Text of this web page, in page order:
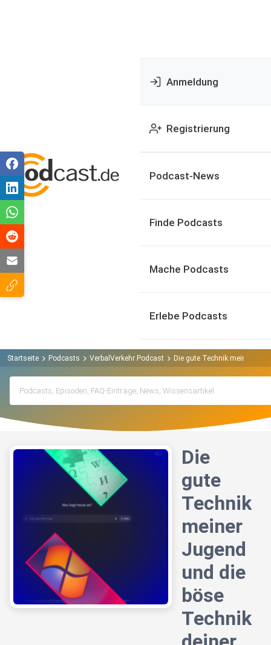
Anmeldung
Registrierung
Podcast-News
Finde Podcasts
Mache Podcasts
Erlebe Podcasts
Startseite Podcasts VerbalVerkehr Podcast Die gute Technik meiner
Die
gute
Technik
meiner
Jugend
und die
böse
Technik